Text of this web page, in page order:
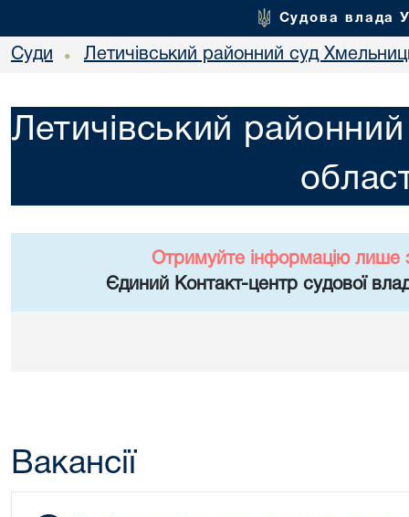
Судова влада
Суди • Летичівський районний суд
Летичівський
Отримуйте інформацію лише
Єдиний Контакт-центр судової
Вакансії